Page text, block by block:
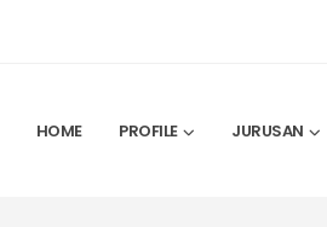
HOME PROFILE JURUSAN